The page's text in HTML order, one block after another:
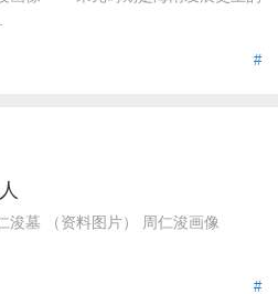
#
仁浚墓 （资料图片） 周仁浚画像
#